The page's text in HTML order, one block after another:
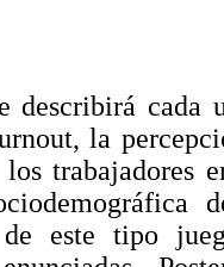
describirá cada
la
los trabajadores
de este tipo